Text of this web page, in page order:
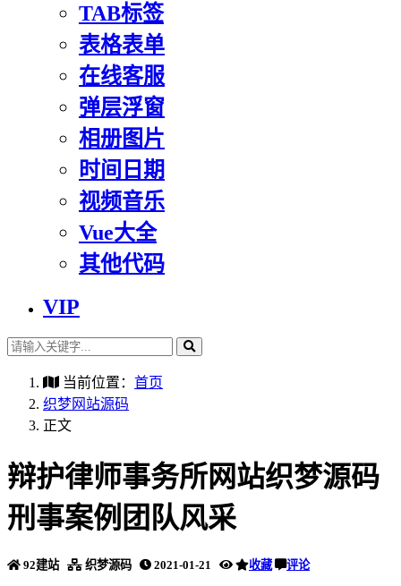
TAB标签
表格表单
在线客服
弹层浮窗
相册图片
时间日期
视频音乐
Vue大全
其他代码
VIP
当前位置： 首页
织梦网站源码
正文
辩护律师事务所网站织梦源码
刑事案例团队风采
92建站 织梦源码 2021-01-21 收藏 评论